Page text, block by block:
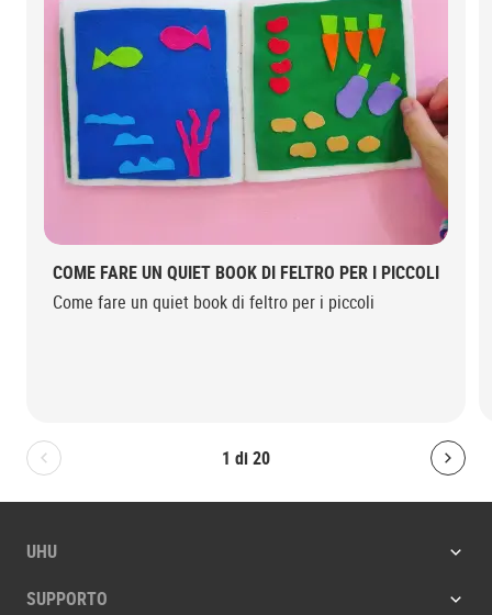
1 di20
Bolton.General.PreviousSlide
COME FARE UN QUIET BOOK DI FELTRO PER I PICCOLI
Come fare un quiet book di feltro per i piccoli
UHU
SUPPORTO